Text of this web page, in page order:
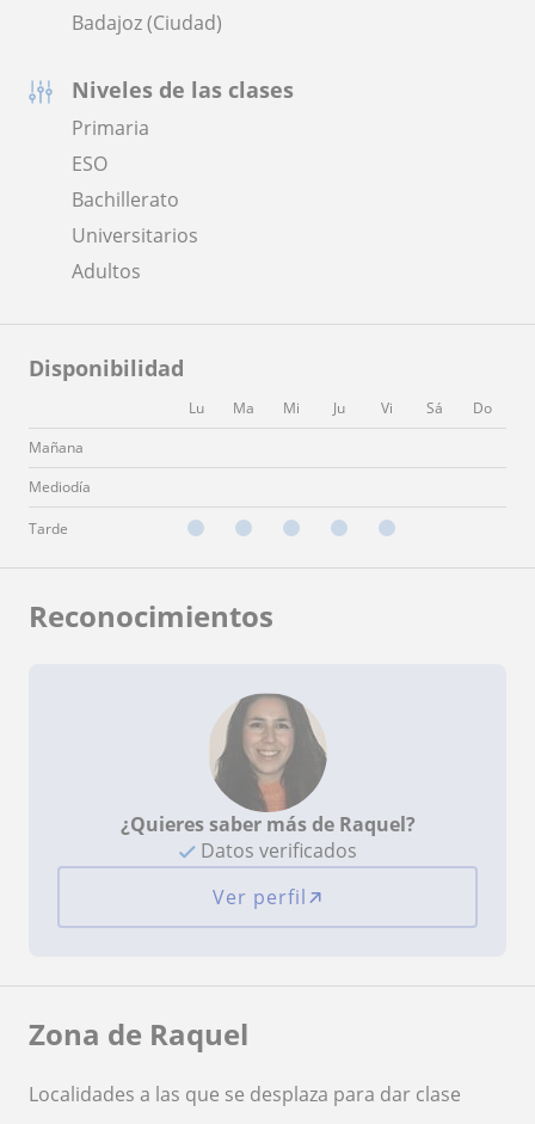
Badajoz (Ciudad)
Niveles de las clases
Primaria
ESO
Bachillerato
Universitarios
Adultos
Disponibilidad
Lu Ma Mi Ju Vi Sá
Do
Mañana
Mediodía
Tarde
Reconocimientos
¿Quieres saber más de Raquel?
Datos verificados
Ver perfil
Zona de Raquel
Localidades a las que se desplaza para dar clase